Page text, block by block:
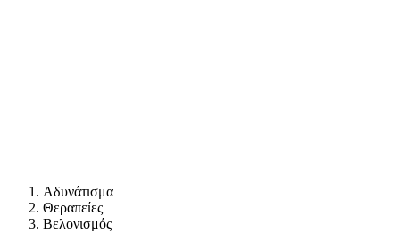
Αδυνάτισμα
Θεραπείες
Βελονισμός